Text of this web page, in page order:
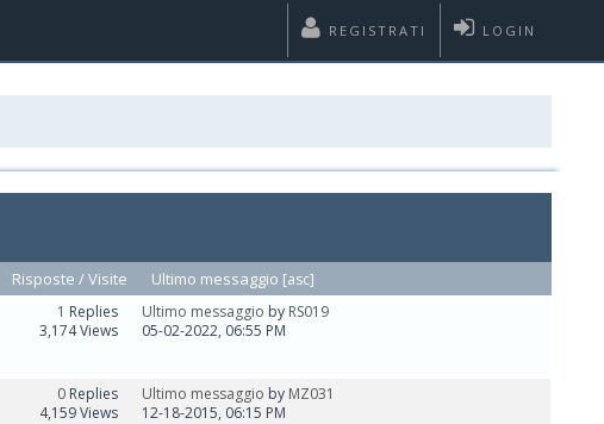
LOGIN
REGISTRATI
Risposte /Visite Ultimo messaggio [asc]
1 Replies
3,174 Views
Ultimo messaggio by RS019
05-02-2022, 06:55 PM
0Replies
4,159 Views
Ultimo messaggio by MZ031
12-18-2015, 06:15 PM